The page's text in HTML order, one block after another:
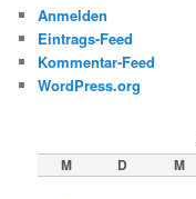
Anmelden
Eintrags-Feed
Kommentar-Feed
WordPress.org
M D M